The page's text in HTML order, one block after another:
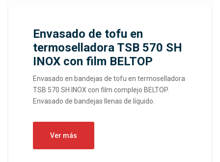
Envasado de tofu en
termoselladora TSB 570 SH
INOX con film BELTOP
Envasado en bandejas de tofu en termoselladora
TSB 570 SH INOX con film complejo BELTOP.
Envasado de bandejas llenas de líquido.
Ver más